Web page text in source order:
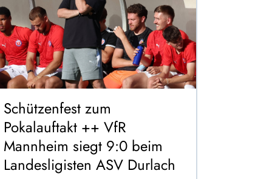
Schützenfest zum
Pokalauftakt ++ VfR
Mannheim siegt 9:0 beim
Landesligisten ASV Durlach